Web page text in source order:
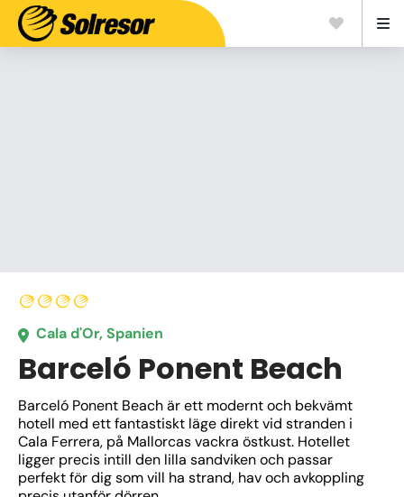
Cala d'Or, Spanien
Barceló Ponent Beach
Barceló Ponent Beach är ett modernt och bekvämt
hotell med ett fantastiskt läge direkt vid stranden i
Cala Ferrera, på Mallorcas vackra östkust. Hotellet
ligger precis intill den lilla sandviken och passar
perfekt för dig som vill ha strand, hav och avkoppling